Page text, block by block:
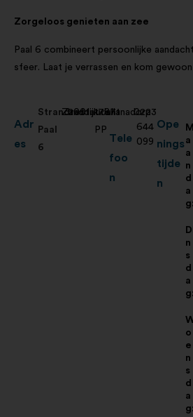
Zorgeloos genieten aan zee
Paal 6 combineert persoonlijke
sfeer. Laat je verrassen en kom gewoon
Adr
es
Strandrestaurant
Paal
6
Zanddijk
200
1787
PP
Julianadorp
Tele
foo
n
0223
644
099
Ope
nings
tijde
n
M
a
a
n
d
a
n
s
d
a
o
e
n
s
d
a